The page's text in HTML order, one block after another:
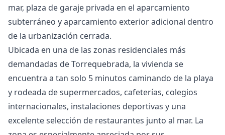
mar, plaza de garaje privada en el aparcamiento
subterráneo y aparcamiento exterior adicional dentro
de la urbanización cerrada.
Ubicada en una de las zonas residenciales más
demandadas de Torrequebrada, la vivienda se
encuentra a tan solo 5 minutos caminando de la playa
y rodeada de supermercados, cafeterías, colegios
internacionales, instalaciones deportivas y una
excelente selección de restaurantes junto al mar. La